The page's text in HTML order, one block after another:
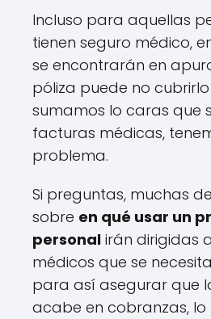
Incluso para aquellas
tienen seguro médico,
se encontrarán en
póliza puede no
sumamos lo caras que
facturas médicas,
problema.
Si preguntas, muchas
sobre en qué usar un
personal irán dirigidas
médicos que se
para así asegurar que
acabe en cobranzas,